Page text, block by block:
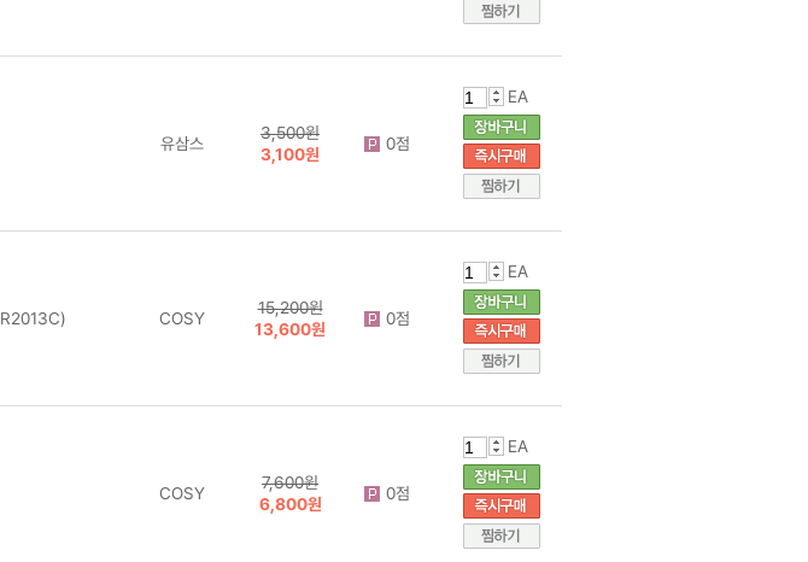
유삼스
3,500원
3,100원
0점
EA
COSY
15,200원
13,600원
0점
EA
COSY
7,600원
6,800원
0점
EA